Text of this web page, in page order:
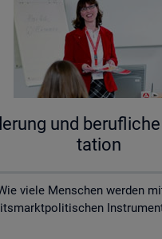
und
ta­ti­on
viele Menschen werden